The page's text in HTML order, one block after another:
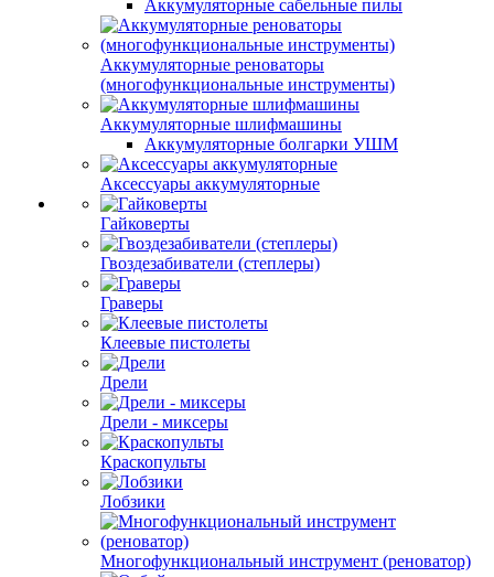
Аккумуляторные сабельные пилы
Аккумуляторные реноваторы
(многофункциональные инструменты)
Аккумуляторные шлифмашины
Аккумуляторные болгарки УШМ
Аксессуары аккумуляторные
Гайковерты
Гвоздезабиватели (степлеры)
Граверы
Клеевые пистолеты
Дрели
Дрели - миксеры
Краскопульты
Лобзики
Многофункциональный инструмент (реноватор)